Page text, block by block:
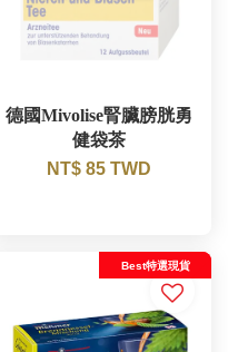
德國Mivolise腎臟膀胱勇
健袋茶
NT$ 85 TWD
Best特選現貨